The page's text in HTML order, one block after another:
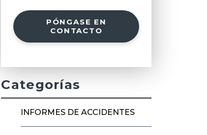
PÓNGASE EN
CONTACTO
Categorías
INFORMES DE ACCIDENTES